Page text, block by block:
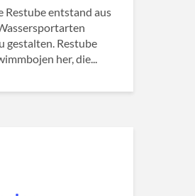
Restube entstand aus
gestalten. Restube
her, die...